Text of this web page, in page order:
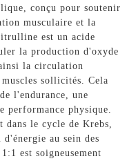
conçu pour soutenir
musculaire et la
est un acide
la production d'oxyde
la circulation
sollicités. Cela
l'endurance, une
performance physique.
le cycle de Krebs,
au sein des
est soigneusement